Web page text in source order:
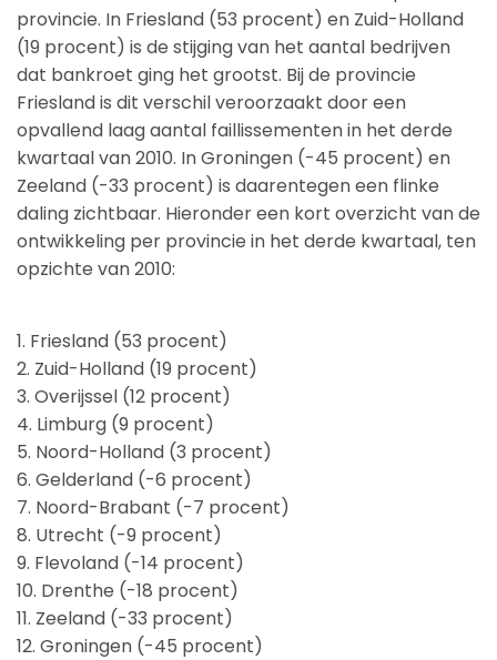
provincie. In Friesland (53 procent) en Zuid-Holland
(19 procent) is de stijging van het aantal bedrijven
dat bankroet ging het grootst. Bij de provincie
Friesland is dit verschil veroorzaakt door een
opvallend laag aantal faillissementen in het derde
kwartaal van 2010. In Groningen (-45 procent) en
Zeeland (-33 procent) is daarentegen een flinke
daling zichtbaar. Hieronder een kort overzicht van de
ontwikkeling per provincie in het derde kwartaal, ten
opzichte van 2010:
1. Friesland (53 procent)
2. Zuid-Holland (19 procent)
3. Overijssel (12 procent)
4. Limburg (9 procent)
5. Noord-Holland (3 procent)
6. Gelderland (-6 procent)
7. Noord-Brabant (-7 procent)
8. Utrecht (-9 procent)
9. Flevoland (-14 procent)
10. Drenthe (-18 procent)
11. Zeeland (-33 procent)
12. Groningen (-45 procent)